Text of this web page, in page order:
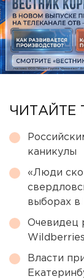
ЧИТАЙТЕ
каникулы
«Люди
выборах в
Очевидец
Власти